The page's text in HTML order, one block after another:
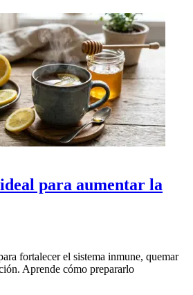
para aumentar la
fortalecer el sistema inmune, quemar
Aprende cómo prepararlo